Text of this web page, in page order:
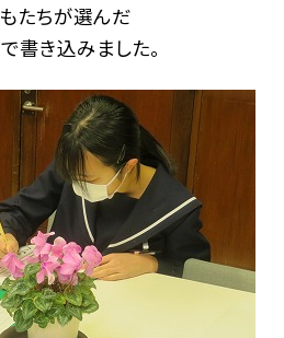
たちが選んだ
書き込みました。